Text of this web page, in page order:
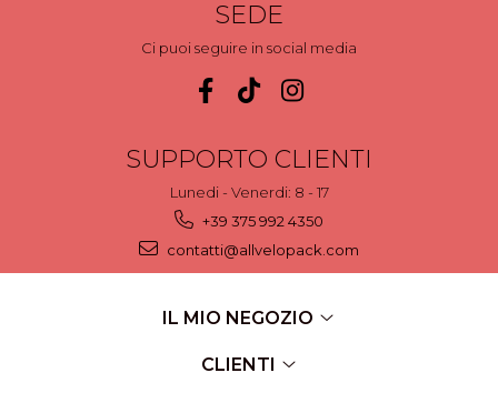
SEDE
Ci puoi seguire in social media
SUPPORTO CLIENTI
Lunedi - Venerdi: 8 - 17
+39 375 992 4350
contatti@allvelopack.com
IL MIO NEGOZIO
CLIENTI